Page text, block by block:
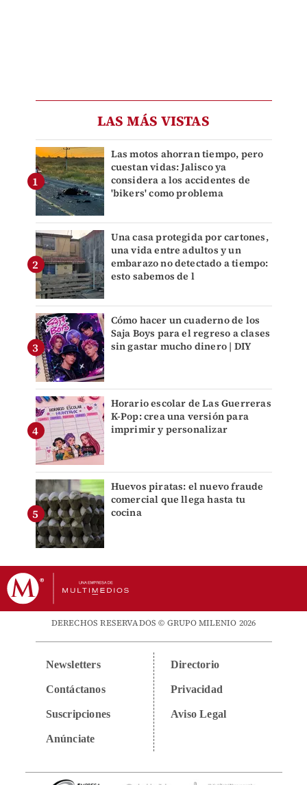
LAS MÁS VISTAS
Las motos ahorran tiempo, pero
cuestan vidas: Jalisco ya
considera a los accidentes de
'bikers' como problema
Una casa protegida por cartones,
una vida entre adultos y un
embarazo no detectado a tiempo:
esto sabemos de l
Cómo hacer un cuaderno de los
Saja Boys para el regreso a clases
sin gastar mucho dinero | DIY
Horario escolar de Las Guerreras
K-Pop: crea una versión para
imprimir y personalizar
Huevos piratas: el nuevo fraude
comercial que llega hasta tu
cocina
DERECHOS RESERVADOS © GRUPO MILENIO 2026
Newsletters
Contáctanos
Suscripciones
Anúnciate
Directorio
Privacidad
Aviso Legal